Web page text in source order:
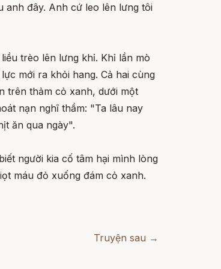
anh đây. Anh cứ leo lên lưng tôi
trèo lên lưng khỉ. Khỉ lần mò
mới ra khỏi hang. Cả hai cùng
trên thảm cỏ xanh, dưới một
nạn nghĩ thầm: "Ta lâu nay
ăn qua ngày".
người kia cố tâm hại mình lòng
máu đỏ xuống đám cỏ xanh.
Truyện sau →